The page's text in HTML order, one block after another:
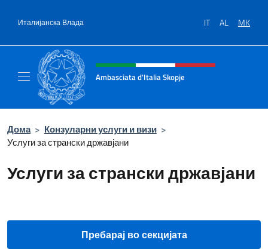
Италијанска Влада IT AL MK
Header, social and menu of site
Ambasciata d'Italia Skopje
Дома > Конзуларни услуги и визи >
Услуги за странски државјани
Услуги за странски државјани
Пребарај во секцијата